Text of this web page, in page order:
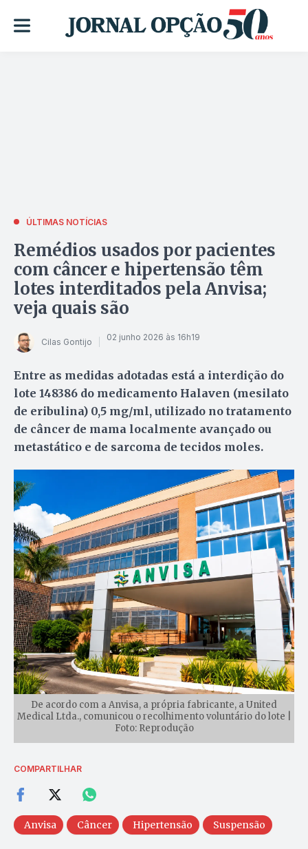
ÚLTIMAS NOTÍCIAS
Remédios usados por pacientes
com câncer e hipertensão têm
lotes interditados pela Anvisa;
veja quais são
Cilas Gontijo 02 junho 2026 às 16h19
Entre as medidas adotadas está a interdição do
lote 148386 do medicamento Halaven (mesilato
de eribulina) 0,5 mg/ml, utilizado no tratamento
de câncer de mama localmente avançado ou
metastático e de sarcoma de tecidos moles.
De acordo com a Anvisa, a própria fabricante, a United
Medical Ltda., comunicou o recolhimento voluntário do lote |
Foto: Reprodução
COMPARTILHAR
Anvisa Câncer Hipertensão Suspensão